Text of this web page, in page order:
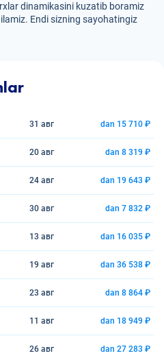
dinamikasini kuzatib boramiz
Endi sizning sayohatingiz
31 авг dan 15 710 ₽
20 авг dan 8 319 ₽
24 авг dan 19 643 ₽
30 авг dan 7 832 ₽
13 авг dan 16 035 ₽
19 авг dan 36 538 ₽
23 авг dan 8 864 ₽
11 авг dan 18 949 ₽
26 авг dan 27 283 ₽